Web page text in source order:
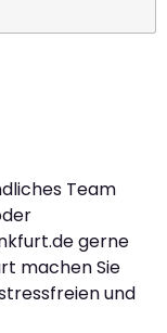
Team
gerne
machen Sie
und